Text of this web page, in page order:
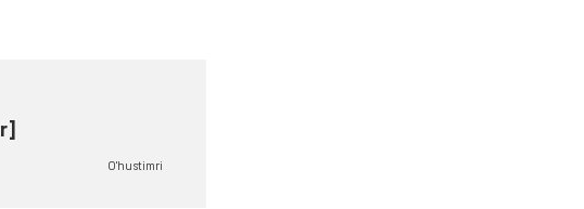
O'hustimri